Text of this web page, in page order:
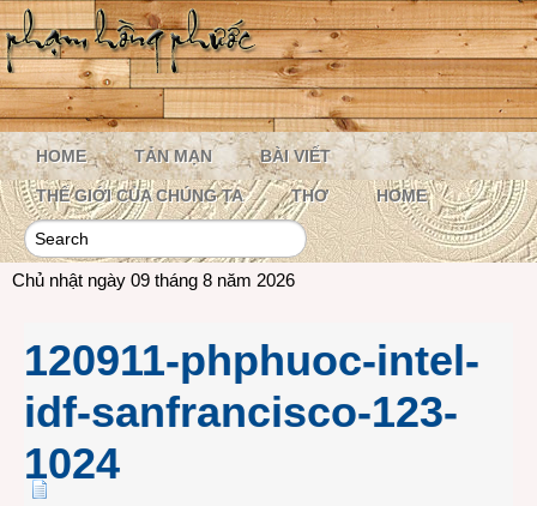
HOME TẢN MẠN BÀI VIẾT
THẾ GIỚI CỦA CHÚNG TA THƠ HOME
Chủ nhật ngày 09 tháng 8 năm 2026
120911-phphuoc-intel-
idf-sanfrancisco-123-
1024